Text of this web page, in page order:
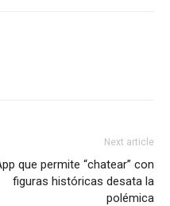
Next article
que permite “chatear” con
figuras históricas desata la
polémica